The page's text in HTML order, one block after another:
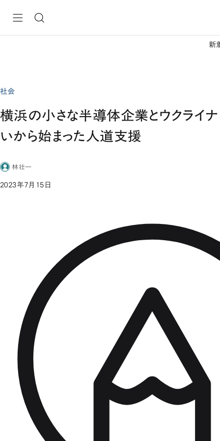
新
社会
横浜の小さな半導体企業とウクライ
いから始まった人道支援
林壮一
2023年7月15日